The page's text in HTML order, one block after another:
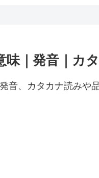
｜発音｜カ
音、カタカナ読みや